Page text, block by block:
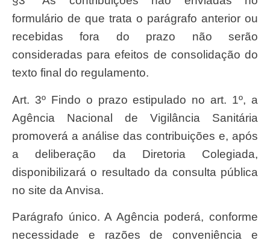
formulário de que trata o parágrafo anterior ou
recebidas fora do prazo não serão
consideradas para efeitos de consolidação do
texto final do regulamento.
Art. 3º Findo o prazo estipulado no art. 1º, a
Agência Nacional de Vigilância Sanitária
promoverá a análise das contribuições e, após
a deliberação da Diretoria Colegiada,
disponibilizará o resultado da consulta pública
no site da Anvisa.
Parágrafo único. A Agência poderá, conforme
necessidade e razões de conveniência e